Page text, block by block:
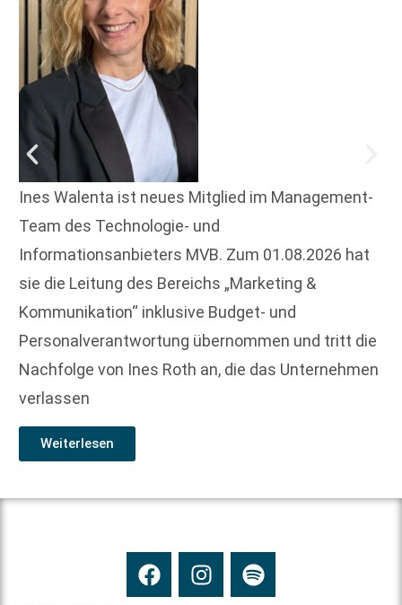
Ines Walenta ist neues Mitglied im Management-
Team des Technologie- und
Informationsanbieters MVB. Zum 01.08.2026 hat
sie die Leitung des Bereichs „Marketing &
Kommunikation“ inklusive Budget- und
Personalverantwortung übernommen und tritt die
Nachfolge von Ines Roth an, die das Unternehmen
verlassen
Weiterlesen